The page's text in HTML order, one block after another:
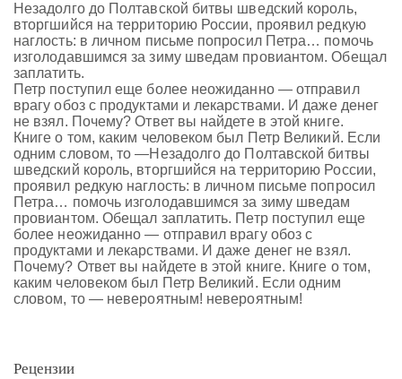
Незадолго до Полтавской битвы шведский король,
вторгшийся на территорию России, проявил редкую
наглость: в личном письме попросил Петра… помочь
изголодавшимся за зиму шведам провиантом. Обещал
заплатить.
Петр поступил еще более неожиданно — отправил
врагу обоз с продуктами и лекарствами. И даже денег
не взял. Почему? Ответ вы найдете в этой книге.
Книге о том, каким человеком был Петр Великий. Если
одним словом, то —Незадолго до Полтавской битвы
шведский король, вторгшийся на территорию России,
проявил редкую наглость: в личном письме попросил
Петра… помочь изголодавшимся за зиму шведам
провиантом. Обещал заплатить. Петр поступил еще
более неожиданно — отправил врагу обоз с
продуктами и лекарствами. И даже денег не взял.
Почему? Ответ вы найдете в этой книге. Книге о том,
каким человеком был Петр Великий. Если одним
словом, то — невероятным! невероятным!
Рецензии